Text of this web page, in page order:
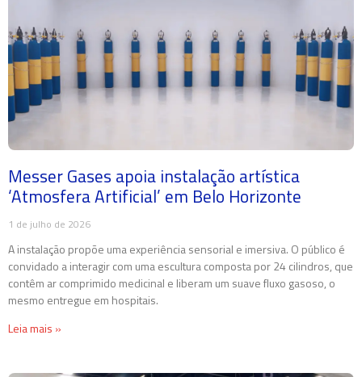
Messer Gases apoia instalação artística
‘Atmosfera Artificial’ em Belo Horizonte
1 de julho de 2026
A instalação propõe uma experiência sensorial e imersiva. O público é
convidado a interagir com uma escultura composta por 24 cilindros, que
contêm ar comprimido medicinal e liberam um suave fluxo gasoso, o
mesmo entregue em hospitais.
Leia mais »